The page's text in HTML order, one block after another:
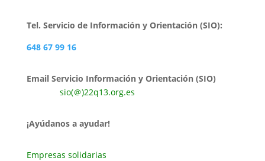
Tel. Servicio de Información y Orientación (SIO):
648 67 99 16
Email Servicio Información y Orientación (SIO)
sio(＠)22q13.org.es
¡Ayúdanos a ayudar!
Empresas solidarias